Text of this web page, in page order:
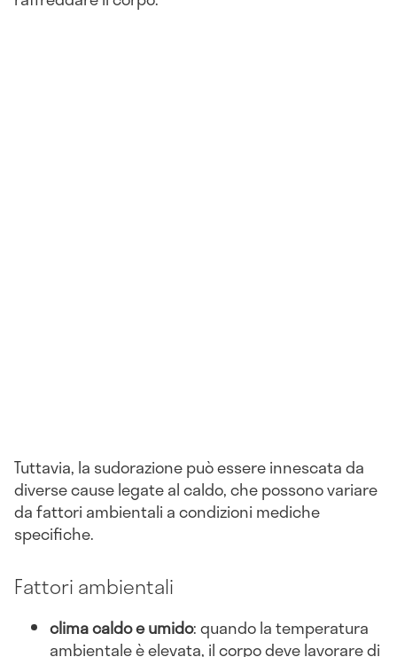
Tuttavia, la sudorazione può essere innescata da
diverse cause legate al caldo, che possono variare
da fattori ambientali a condizioni mediche
specifiche.
Fattori ambientali
clima caldo e umido: quando la temperatura
ambientale è elevata, il corpo deve lavorare di